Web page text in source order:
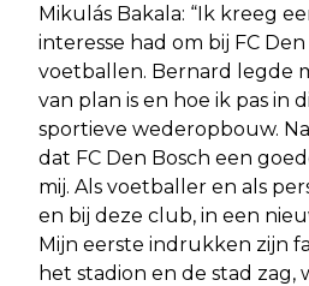
Mikulás Bakala: “Ik kreeg
interesse had om bij FC
voetballen. Bernard legde
van plan is en hoe ik pas in
sportieve wederopbouw.
dat FC Den Bosch een
mij. Als voetballer en als
en bij deze club, in een
Mijn eerste indrukken zijn
het stadion en de stad zag,